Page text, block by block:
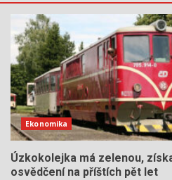
Ekonomika
Úzkokolejka má zelenou,
osvědčení na příštích pět let